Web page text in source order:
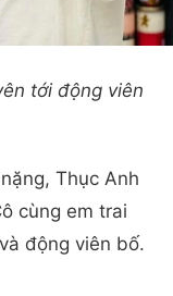
tới động viên
Thục Anh
cùng em trai
động viên bố.